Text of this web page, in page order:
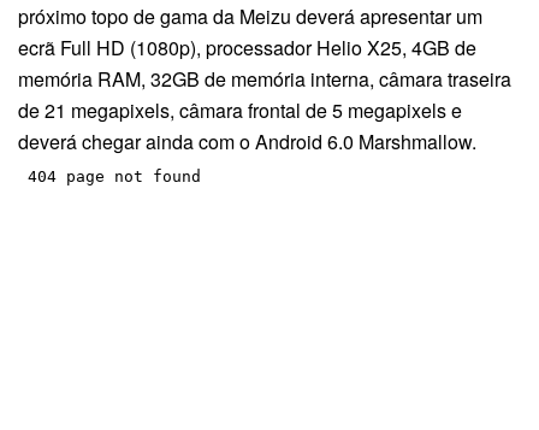
próximo topo de gama da Meizu deverá apresentar um
ecrã Full HD (1080p), processador Helio X25, 4GB de
memória RAM, 32GB de memória interna, câmara traseira
de 21 megapixels, câmara frontal de 5 megapixels e
deverá chegar ainda com o Android 6.0 Marshmallow.